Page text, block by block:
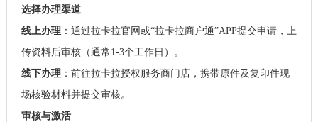
选择办理渠道
线上办理：通过拉卡拉官网或“拉卡拉商户通”APP提交申请，上
传资料后审核（通常1-3个工作日）。
线下办理：前往拉卡拉授权服务商门店，携带原件及复印件现
场核验材料并提交审核。
审核与激活